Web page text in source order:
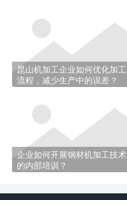
昆山机加工企业如何优化加工
流程，减少生产中的误差？
企业如何开展钢材机加工技术
的内部培训？